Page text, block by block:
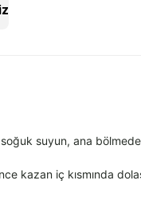
suyun, ana
kazan iç kısmında